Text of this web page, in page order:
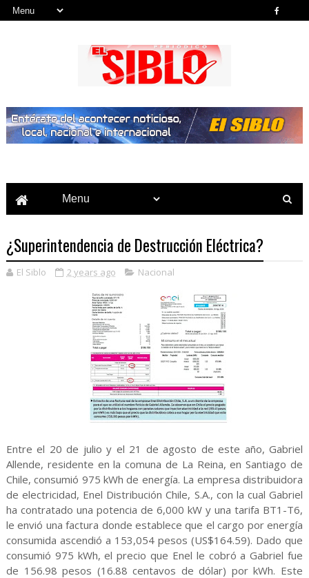
¿Superintendencia de Destrucción Eléctrica?
El Siblo 2 years ago Nacional
Entre el 20 de julio y el 21 de agosto de este año, Gabriel
Allende, residente en la comuna de La Reina, en Santiago de
Chile, consumió 975 kWh de energía. La empresa distribuidora
de electricidad, Enel Distribución Chile, S.A., con la cual Gabriel
ha contratado una potencia de 6,000 kW y una tarifa BT1-T6,
le envió una factura donde establece que el cargo por energía
consumida ascendió a 153,054 pesos (US$164.59). Dado que
consumió 975 kWh, el precio que Enel le cobró a Gabriel fue
de 156.98 pesos (16.88 centavos de dólar) por kWh. Este